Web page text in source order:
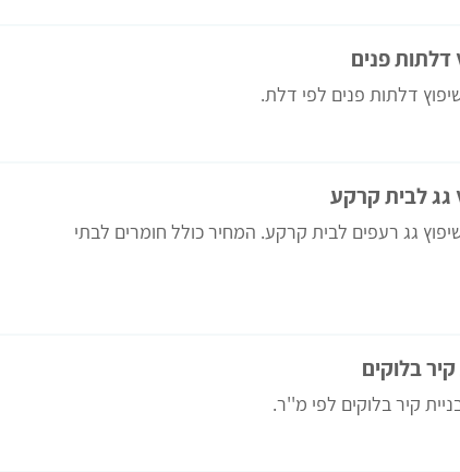
דלתות פנים
דלתות פנים לפי דלת.
גג לבית קרקע
גג רעפים לבית קרקע. המחיר כולל חומרים לבתי
בלוקים
קיר בלוקים לפי מ''ר.